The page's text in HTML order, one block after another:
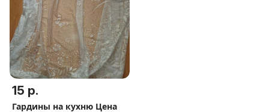
15 р.
Гардины на кухню Цена